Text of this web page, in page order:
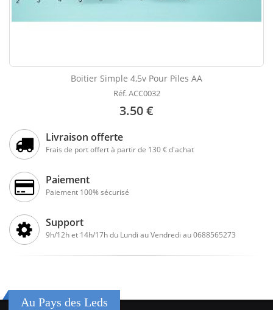
Boitier Simple 4,5v Pour Piles AA
Réf. ACC0032
3.50 €
Livraison offerte
Frais de port offert à partir de 130 € d'achat
Paiement
Paiement 100% sécurisé
Support
9h/12h et 14h/17h du Lundi au Vendredi au 0688565273
Au Pays des Leds